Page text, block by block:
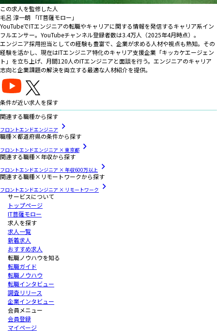
この求人を監修した人
毛呂 淳一朗 「IT菩薩モロー」
YouTubeでITエンジニアの転職やキャリアに関する情報を発信するキャリア系イン
フルエンサー。YouTubeチャンネル登録者数は3.4万人（2025年4月時点）。
エンジニア採用担当としての経験も豊富で、企業が求める人材や視点も熟知。その
経験を活かし、現在はITエンジニア特化のキャリア支援企業「キッカケエージェン
ト」を立ち上げ、月間120人のITエンジニアと面談を行う。エンジニアのキャリア
志向と企業課題の解決を両立する最適な人材紹介を提供。
条件が近い求人を探す
関連する職種から探す
フロントエンドエンジニア
職種×都道府県の条件から探す
フロントエンドエンジニア × 東京都
関連する職種×年収から探す
フロントエンドエンジニア × 年収600万以上
関連する職種×リモートワークから探す
フロントエンドエンジニア × リモートワーク
サービスについて
トップページ
IT菩薩モロー
求人を探す
求人一覧
新着求人
おすすめ求人
転職ノウハウを知る
転職ガイド
転職ノウハウ
転職インタビュー
調査リリース
企業インタビュー
会員メニュー
会員登録
マイページ